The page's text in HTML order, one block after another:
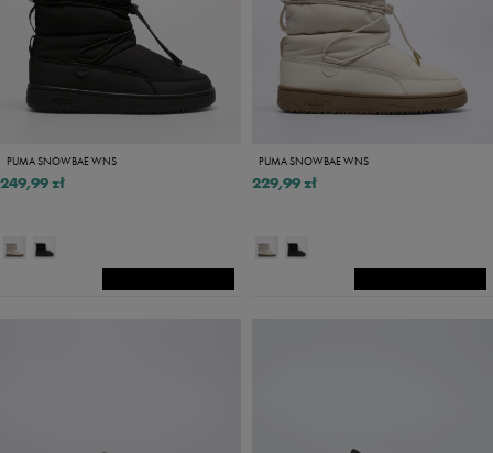
PUMA SNOWBAE WNS
249,99 zł
PUMA SNOWBAE WNS
229,99 zł